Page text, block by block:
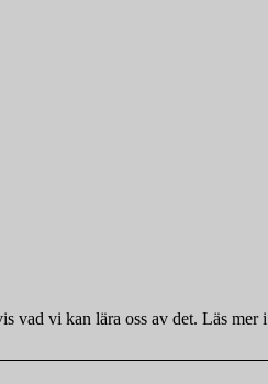
vad vi kan lära oss av det. Läs mer i